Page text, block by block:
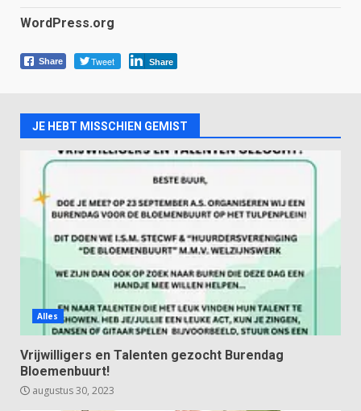
WordPress.org
Share Tweet Share
JE HEBT MISSCHIEN GEMIST
Alles
Vrijwilligers en Talenten gezocht Burendag
Bloemenbuurt!
augustus 30, 2023